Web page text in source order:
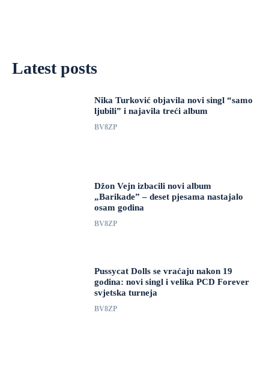
Latest posts
Nika Turković objavila novi singl “samo
ljubili” i najavila treći album
BV8ZP
Džon Vejn izbacili novi album
„Barikade” – deset pjesama nastajalo
osam godina
BV8ZP
Pussycat Dolls se vraćaju nakon 19
godina: novi singl i velika PCD Forever
svjetska turneja
BV8ZP